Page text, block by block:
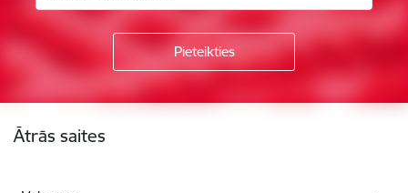
Ātrās saites